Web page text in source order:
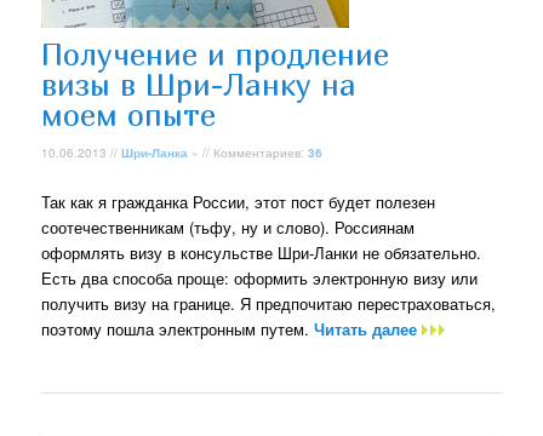
Получение и продление
визы в Шри-Ланку на
моем опыте
10.06.2013 //Шри-Ланка » // Комментариев:36
Так как я гражданка России, этот пост будет полезен
соотечественникам (тьфу, ну и слово). Россиянам
оформлять визу в консульстве Шри-Ланки не обязательно.
Есть два способа проще: оформить электронную визу или
получить визу на границе. Я предпочитаю перестраховаться,
поэтому пошла электронным путем.Читать далее